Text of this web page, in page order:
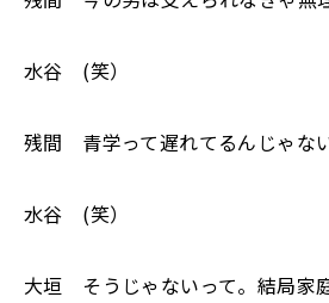
水谷 (笑）
残間 青学って遅れてるんじゃな
水谷 (笑）
大垣 そうじゃないって。結局家